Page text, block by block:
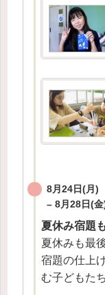
8月24日(月)
– 8月28日(金
夏休み宿題
夏休みも最
宿題の仕上
む子どもた